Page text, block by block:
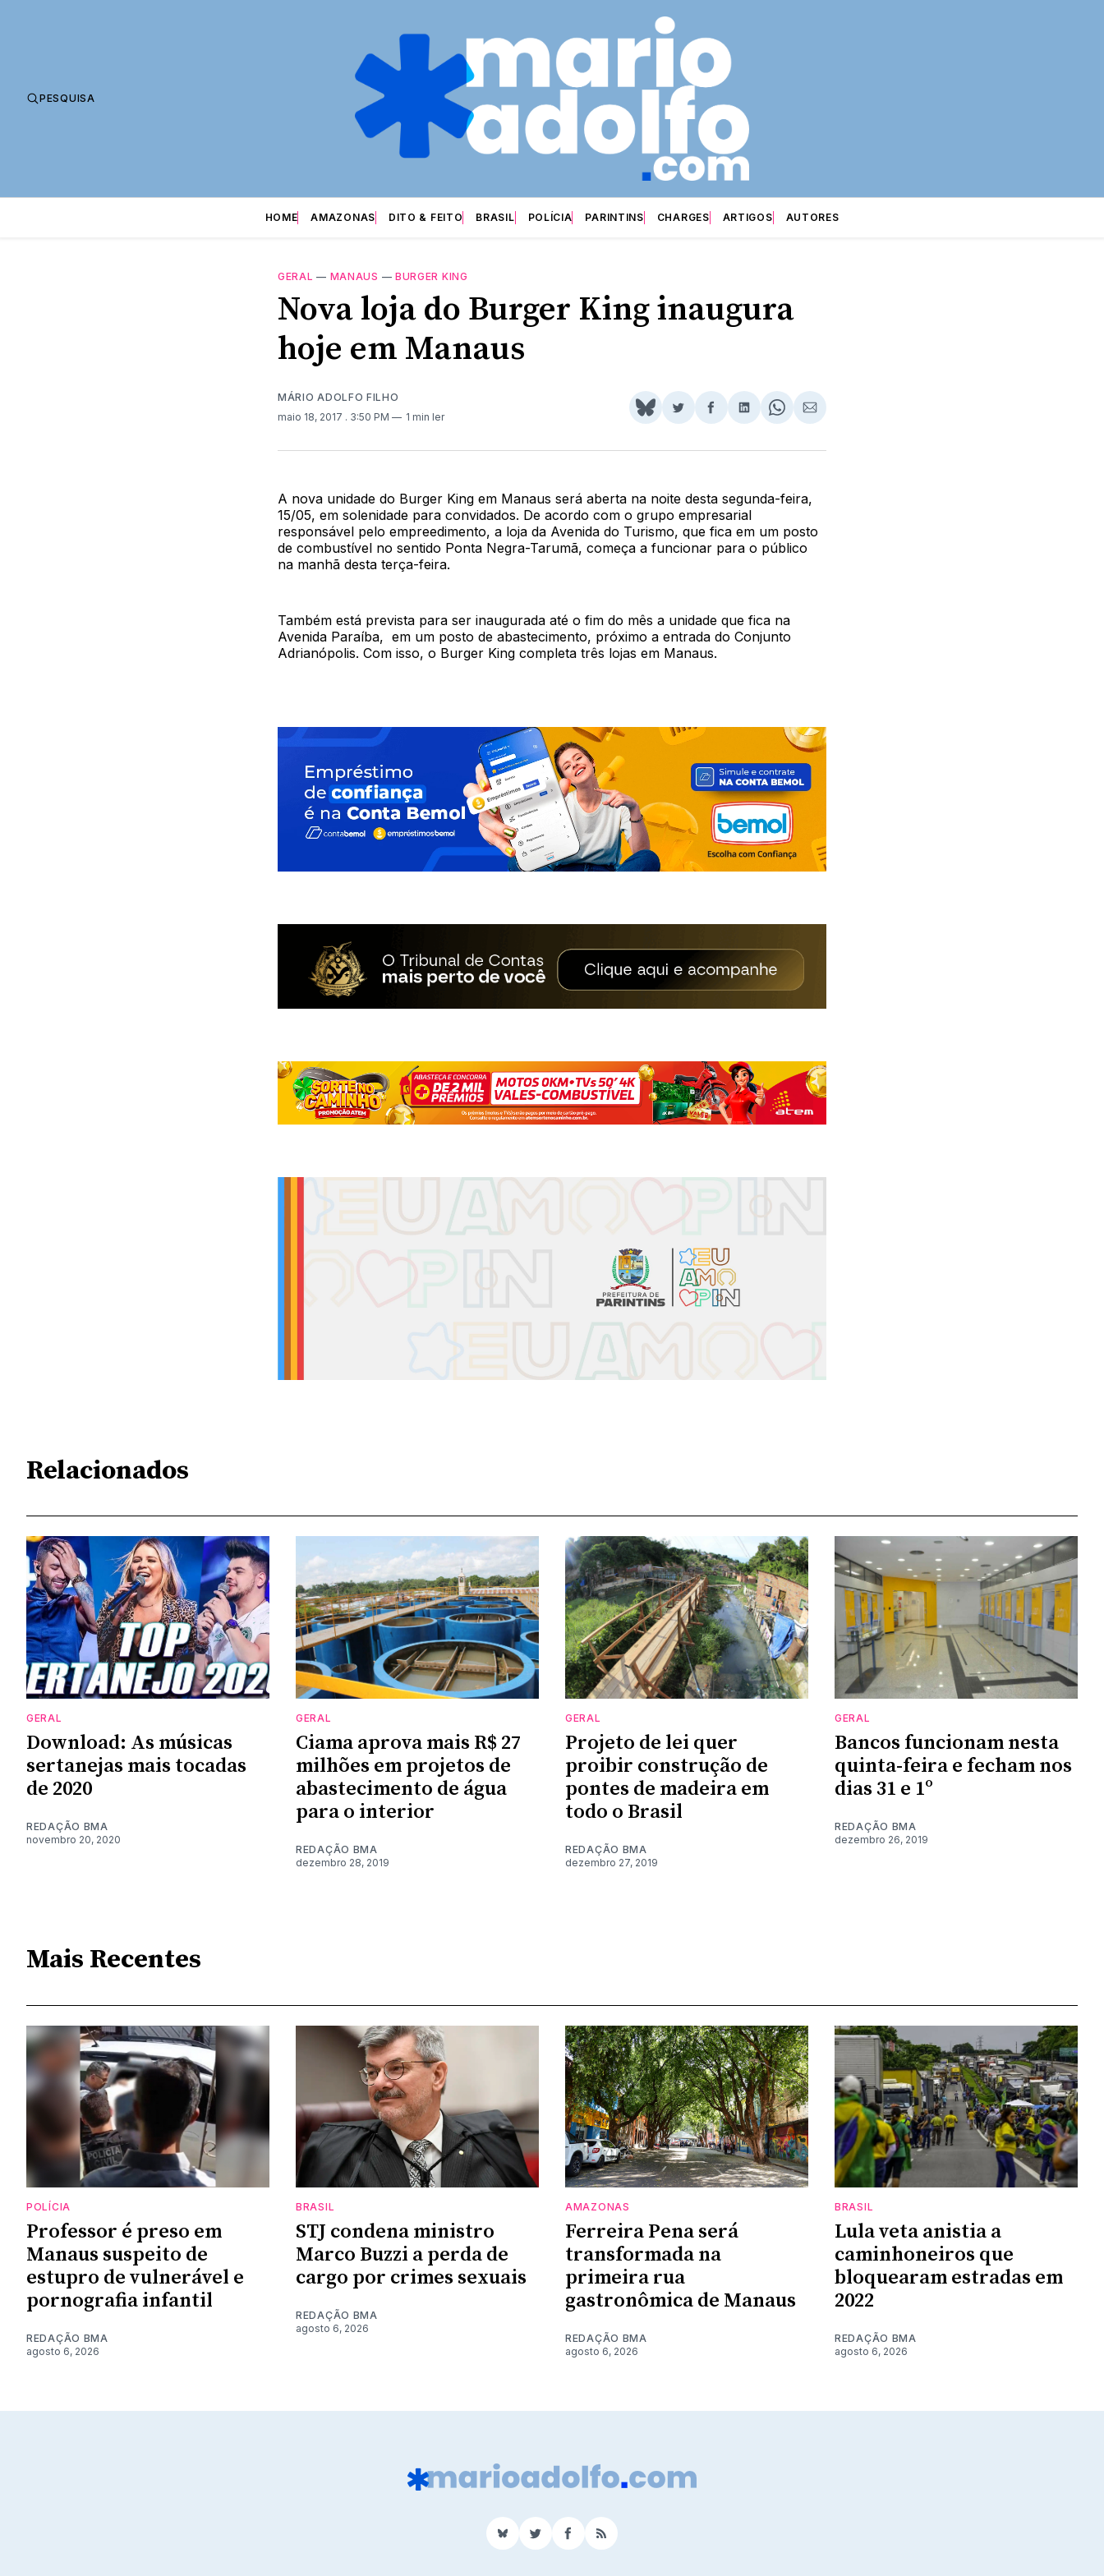
PESQUISA
HOME AMAZONAS DITO & FEITO BRASIL POLÍCIA PARINTINS CHARGES ARTIGOS AUTORES
GERAL — MANAUS — BURGER KING
Nova loja do Burger King inaugura
hoje em Manaus
MÁRIO ADOLFO FILHO
maio 18, 2017 . 3:50 PM 1 min ler
Share
BlueSky
Compartilhar
Twitter
Compartilhar
Facebook
Compartilhar
LinkedIn
Share
WhatsApp
Compartilhar
Email
A nova unidade do Burger King em Manaus será aberta na noite desta segunda-feira,
15/05, em solenidade para convidados. De acordo com o grupo empresarial
responsável pelo empreedimento, a loja da Avenida do Turismo, que fica em um posto
de combustível no sentido Ponta Negra-Tarumã, começa a funcionar para o público
na manhã desta terça-feira.
Também está prevista para ser inaugurada até o fim do mês a unidade que fica na
Avenida Paraíba, em um posto de abastecimento, próximo a entrada do Conjunto
Adrianópolis. Com isso, o Burger King completa três lojas em Manaus.
Relacionados
GERAL
Download: As músicas
sertanejas mais tocadas
de 2020
REDAÇÃO BMA
novembro 20, 2020
GERAL
Ciama aprova mais R$ 27
milhões em projetos de
abastecimento de água
para o interior
REDAÇÃO BMA
dezembro 28, 2019
GERAL
Projeto de lei quer
proibir construção de
pontes de madeira em
todo o Brasil
REDAÇÃO BMA
dezembro 27, 2019
GERAL
Bancos funcionam nesta
quinta-feira e fecham nos
dias 31 e 1º
REDAÇÃO BMA
dezembro 26, 2019
Mais Recentes
POLÍCIA
Professor é preso em
Manaus suspeito de
estupro de vulnerável e
pornografia infantil
REDAÇÃO BMA
agosto 6, 2026
BRASIL
STJ condena ministro
Marco Buzzi a perda de
cargo por crimes sexuais
REDAÇÃO BMA
agosto 6, 2026
AMAZONAS
Ferreira Pena será
transformada na
primeira rua
gastronômica de Manaus
REDAÇÃO BMA
agosto 6, 2026
BRASIL
Lula veta anistia a
caminhoneiros que
bloquearam estradas em
2022
REDAÇÃO BMA
agosto 6, 2026
BlueSkyTwitterFacebook
RSS